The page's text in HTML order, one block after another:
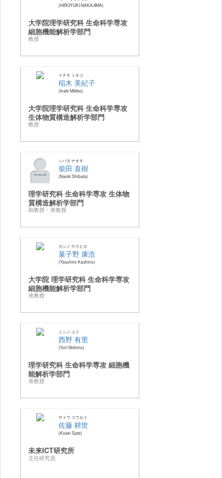
HIROYUKI NAKAJIMA
大学院理学研究科 生命科学専攻
細胞機能解析学部門
教授
イナキ ミキコ
稲木 美紀子
Inaki Mikiko
大学院理学研究科 生命科学専攻
生体物質構造解析学部門
教授
シバタ ナオキ
柴田 直樹
Naoki Shibata
理学研究科 生命科学専攻 生体物
質構造解析学部門
助教授・准教授
カシノ ヤスヒロ
菓子野 康浩
Yasuhiro Kashino
大学院 理学研究科 生命科学専攻
細胞機能解析学部門
准教授
ニシノ ユリ
西野 有里
Yuri Nishino
理学研究科 生命科学専攻 細胞機
能解析学部門
准教授
サトウ コウセイ
佐藤 耕世
Kosei Sato
未来ICT研究所
主任研究員